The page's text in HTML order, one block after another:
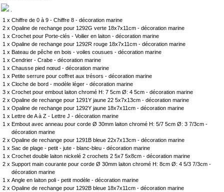
1 x Chiffre de 0 à 9 - Chiffre 8 - décoration marine
2 x Opaline de rechange pour 1292G verte 18x7x11cm - décoration marine
1 x Crochet pour Porte-clés - Voilier en laiton - décoration marine
1 x Opaline de rechange pour 1292R rouge 18x7x11cm - décoration marine
1 x Bateau de pêche en bois - voiles cousues - décoration marine
1 x Cendrier - Crabe - décoration marine
1 x Chausse pied nœud - décoration marine
1 x Petite serrure pour coffret aux trésors - décoration marine
1 x Cloche de bord - modèle léger - décoration marine
3 x Crochet pour embout laiton chromé H: 7 5cm Ø: 4 5cm - décoration marine
2 x Opaline de rechange pour 1291Y jaune 22 5x7x13cm - décoration marine
1 x Opaline de rechange pour 1292Y jaune 18x7x11cm - décoration marine
1 x
Lettre de A à Z - Lettre J - décoration marine
1 x Embout avec anneau pour corde Ø 30mm laiton chromé H: 5/7 5cm Ø: 3 7/3cm -
décoration marine
2 x Opaline de rechange pour 1291B bleue 22x7x13cm - décoration marine
1 x Sac de plage - petit - jute - blanc-bleu - décoration marine
1 x Crochet double laiton nickelé 2 crochets 2 5x7 5x8cm - décoration marine
2 x Support main courante pour corde Ø 30mm laiton chromé H: 8cm Ø: 4 5/3 7/3cm -
décoration marine
1 x Angle en laiton poli - petit modèle - décoration marine
2 x Opaline de rechange pour 1292B bleue 18x7x11cm - décoration marine